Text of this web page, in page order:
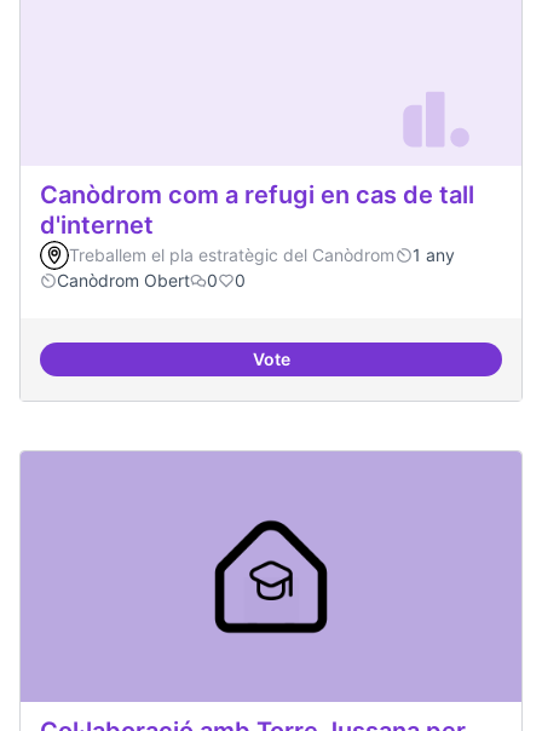
Canòdrom com a refugi en cas de tall
d'internet
Treballem el pla estratègic del Canòdrom
1 any
Canòdrom Obert
0 0
VoteCanòdrom com a refugi en cas